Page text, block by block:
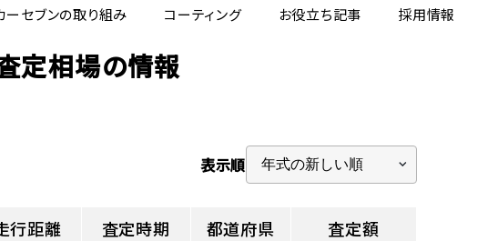
ーセブンの取り組み コーティング お役立ち記事 採用情報
定相場の情報
表示順
行距離 査定時期 都道府県 査定額